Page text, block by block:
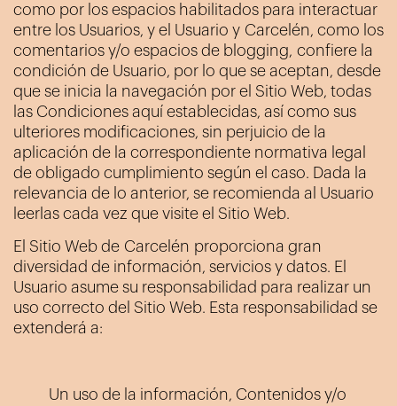
como por los espacios habilitados para interactuar
entre los Usuarios, y el Usuario y Carcelén, como los
comentarios y/o espacios de blogging, confiere la
condición de Usuario, por lo que se aceptan, desde
que se inicia la navegación por el Sitio Web, todas
las Condiciones aquí establecidas, así como sus
ulteriores modificaciones, sin perjuicio de la
aplicación de la correspondiente normativa legal
de obligado cumplimiento según el caso. Dada la
relevancia de lo anterior, se recomienda al Usuario
leerlas cada vez que visite el Sitio Web.
El Sitio Web de Carcelén proporciona gran
diversidad de información, servicios y datos. El
Usuario asume su responsabilidad para realizar un
uso correcto del Sitio Web. Esta responsabilidad se
extenderá a:
Un uso de la información, Contenidos y/o